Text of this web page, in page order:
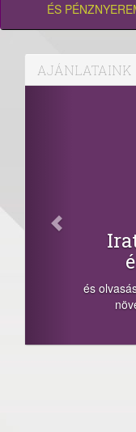
ÉS
AJÁNLATAINK
és